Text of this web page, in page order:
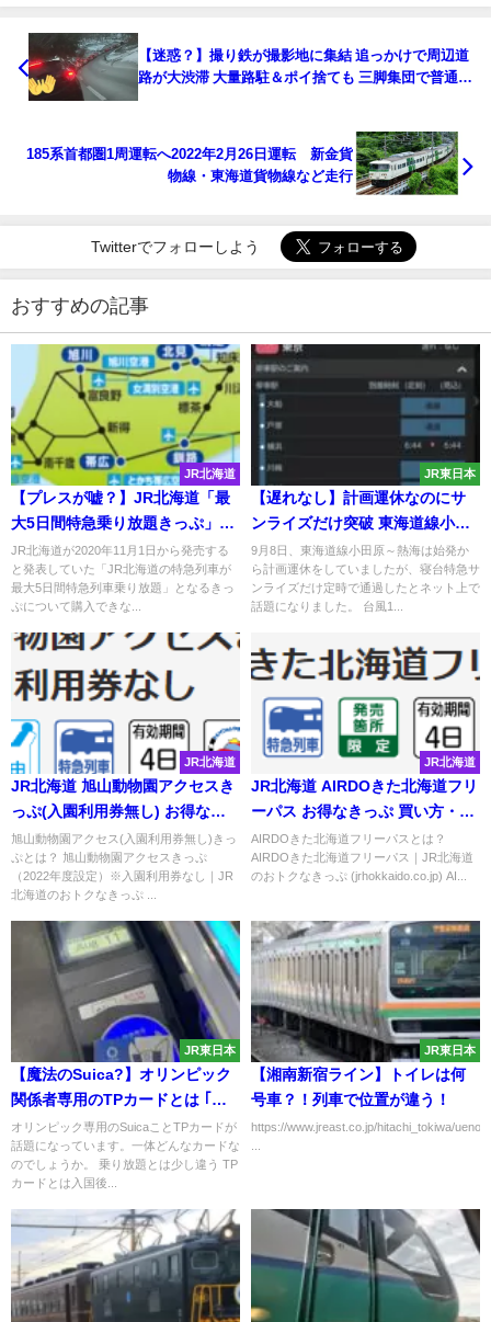
【迷惑？】撮り鉄が撮影地に集結 追っかけで周辺道
路が大渋滞 大量路駐＆ポイ捨ても 三脚集団で普通列
185系首都圏1周運転へ2022年2月26日運転 新金貨
物線・東海道貨物線など走行
Twitterでフォローしよう
おすすめの記事
JR北海道
【プレスが嘘？】JR北海道「最
大5日間特急乗り放題きっぷ」が
購入できないトラブル 全旅行
会社で取り扱いなし
JR北海道が2020年11月1日から発売する
と発表していた「JR北海道の特急列車が
最大5日間特急列車乗り放題」となるきっ
ぷについて購入できな...
JR東日本
【遅れなし】計画運休なのにサ
ンライズだけ突破 東海道線小田
原～熱海は運転見合わせのはず
がどうして...
9月8日、東海道線小田原～熱海は始発か
ら計画運休をしていましたが、寝台特急サ
ンライズだけ定時で通過したとネット上で
話題になりました。 台風1...
JR北海道
JR北海道 旭山動物園アクセスき
っぷ(入園利用券無し) お得なき
っぷ 買い方・使い方・旭山動物
園を紹介！
旭山動物園アクセス(入園利用券無し)きっ
ぷとは？ 旭山動物園アクセスきっぷ
（2022年度設定）※入園利用券なし｜JR
北海道のおトクなきっぷ ...
JR北海道
JR北海道 AIRDOきた北海道フリ
ーパス お得なきっぷ 買い方・使
い方を紹介！
AIRDOきた北海道フリーパスとは？
AIRDOきた北海道フリーパス｜JR北海道
のおトクなきっぷ (jrhokkaido.co.jp) AI...
JR東日本
【魔法のSuica?】オリンピック
関係者専用のTPカードとは ｢チ
ャージしないでください｣
オリンピック専用のSuicaことTPカードが
話題になっています。一体どんなカードな
のでしょうか。 乗り放題とは少し違う TP
カードとは入国後...
JR東日本
【湘南新宿ライン】トイレは何
号車？！列車で位置が違う！
https://www.jreast.co.jp/hitachi_tokiwa/